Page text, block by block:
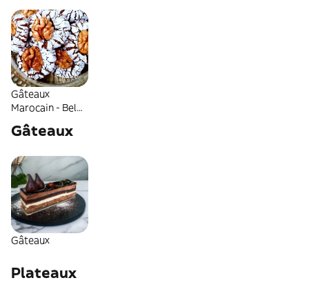
Gâteaux
Marocain - Beldi
et Sablé
Gâteaux
Gâteaux
Plateaux